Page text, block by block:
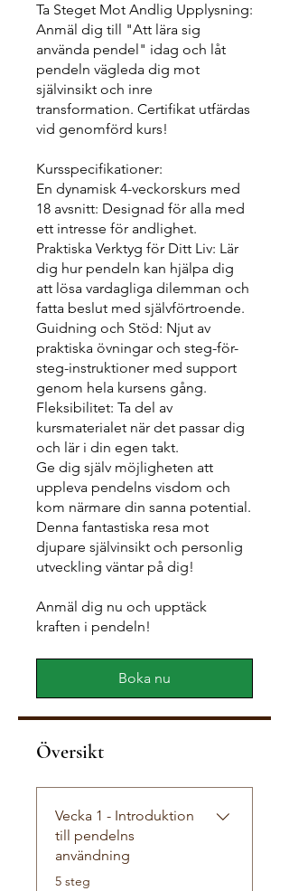
Ta Steget Mot Andlig Upplysning:
Anmäl dig till "Att lära sig
använda pendel" idag och låt
pendeln vägleda dig mot
självinsikt och inre
transformation. Certifikat utfärdas
vid genomförd kurs!
Kursspecifikationer:
En dynamisk 4-veckorskurs med
18 avsnitt: Designad för alla med
ett intresse för andlighet.
Praktiska Verktyg för Ditt Liv: Lär
dig hur pendeln kan hjälpa dig
att lösa vardagliga dilemman och
fatta beslut med självförtroende.
Guidning och Stöd: Njut av
praktiska övningar och steg-för-
steg-instruktioner med support
genom hela kursens gång.
Fleksibilitet: Ta del av
kursmaterialet när det passar dig
och lär i din egen takt.
Ge dig själv möjligheten att
uppleva pendelns visdom och
kom närmare din sanna potential.
Denna fantastiska resa mot
djupare självinsikt och personlig
utveckling väntar på dig!
Anmäl dig nu och upptäck
kraften i pendeln!
Boka nu
Översikt
Vecka 1 - Introduktion
till pendelns
användning
.
5 steg